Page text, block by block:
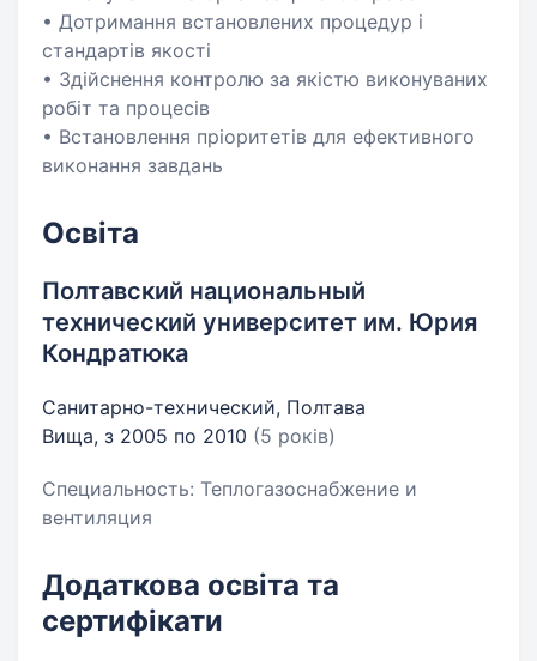
• Дотримання встановлених процедур і
стандартів якості
• Здійснення контролю за якістю виконуваних
робіт та процесів
• Встановлення пріоритетів для ефективного
виконання завдань
Освіта
Полтавский национальный
технический университет им. Юрия
Кондратюка
Санитарно-технический, Полтава
Вища, з 2005 по 2010 (5 років)
Специальность: Теплогазоснабжение и
вентиляция
Додаткова освіта та
сертифікати